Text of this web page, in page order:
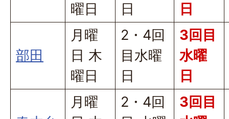
曜日
日
日
部田
月曜
日 木
曜日
2・4回
目水曜
日
3回目
水曜
日
月曜
2・4回
3回目